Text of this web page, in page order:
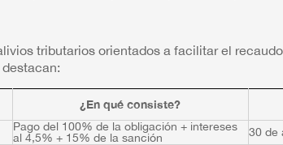
tributarios orientados a facilitar el
¿En qué consiste?
Pago del 100% de la obligación + intereses
al 4,5% + 15% de la sanción
30 de